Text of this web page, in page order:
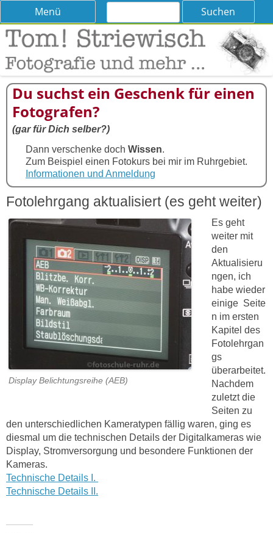
Tom! Striewisch – Fotografieren
lernen
Tipps und Tricks und Meinungen zur Fotografie
Menü
Skip
content
Suchen
Du suchst ein Geschenk für einen
Fotografen?
(gar für Dich selber?)
Dann verschenke doch Wissen.
Zum Beispiel einen Fotokurs bei mir im Ruhrgebiet.
Informationen und Anmeldung
Fotolehrgang aktualisiert (es geht weiter)
Display Belichtungsreihe (AEB)
Es geht
weiter mit
den
Aktualisieru
ngen, ich
habe wieder
einige Seite
n im ersten
Kapitel des
Fotolehrgan
gs
überarbeitet.
Nachdem
zuletzt die
Seiten zu
den unterschiedlichen Kameratypen fällig waren, ging es
diesmal um die technischen Details der Digitalkameras wie
Display, Stromversorgung und besondere Funktionen der
Kameras.
Technische Details I.
Technische Details II.